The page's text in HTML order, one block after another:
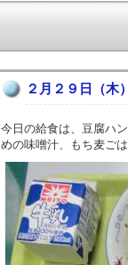
２月２９日（木）
今日の給食は、豆腐ハ
めの味噌汁、もち麦ご